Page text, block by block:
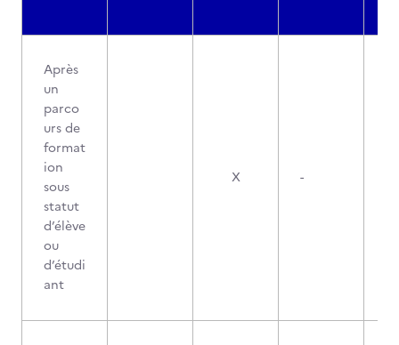
Après
un
parco
urs de
format
ion
sous
statut
d’élève
ou
d’étudi
ant
X -